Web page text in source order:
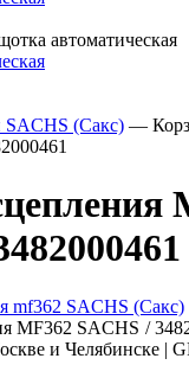
SACHS (Сакс) —